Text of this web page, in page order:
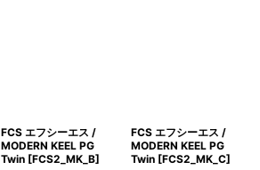
FCS エフシーエス /
MODERN KEEL PG
Twin [FCS2_MK_B]
FCS エフシーエス /
MODERN KEEL PG
Twin [FCS2_MK_C]